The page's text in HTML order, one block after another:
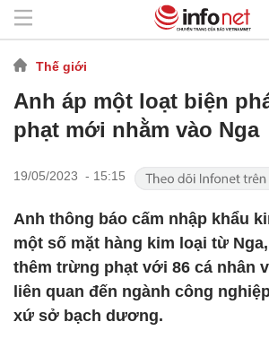
Thế giới
Anh áp một loạt biện
phạt mới nhằm vào Nga
19/05/2023 - 15:15
Anh thông báo cấm nhập khẩu
một số mặt hàng kim loại từ
thêm trừng phạt với 86 cá nhân
liên quan đến ngành công
xứ sở bạch dương.